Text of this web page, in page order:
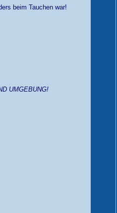
beim Tauchen war!
UMGEBUNG!